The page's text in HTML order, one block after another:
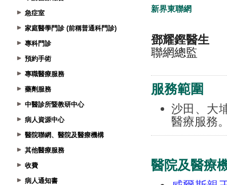
急症室
家庭醫學門診 (前稱普通科門診)
專科門診
預約手術
專職醫療服務
藥劑服務
中醫診所暨教研中心
病人資源中心
醫院聯網、醫院及醫療機構
其他醫療服務
收費
病人通知書